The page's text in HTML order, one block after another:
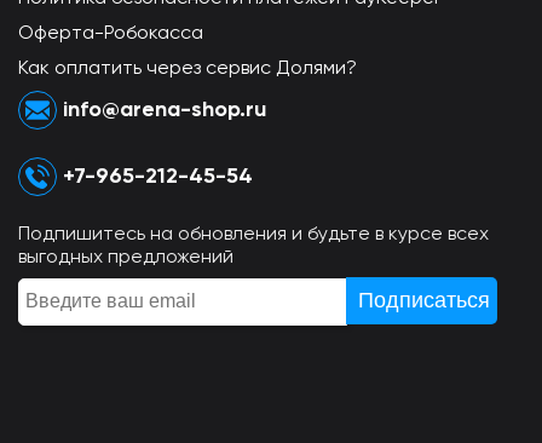
Оферта-Робокасса
Как оплатить через сервис Долями?
info@arena-shop.ru
+7-965-212-45-54
Подпишитесь на обновления и будьте в курсе всех
выгодных предложений